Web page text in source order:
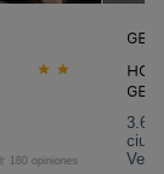
180 opiniones
3.6
Ver